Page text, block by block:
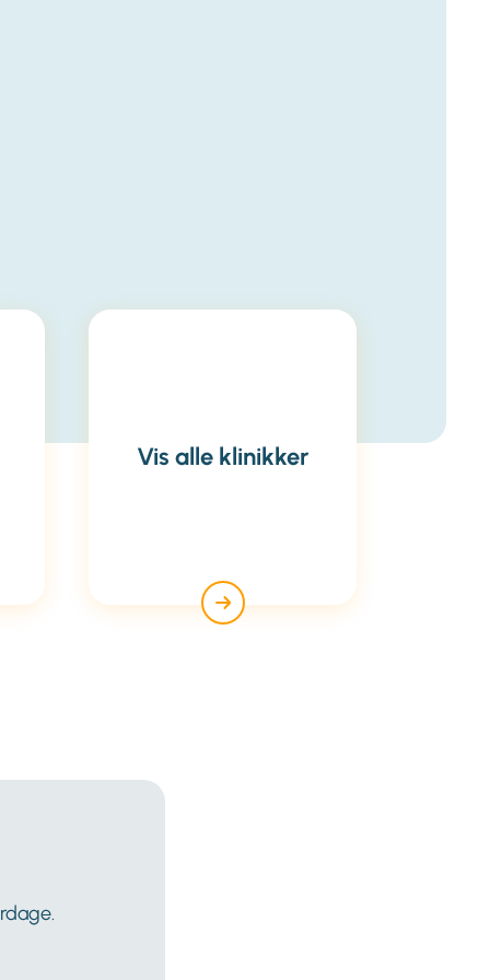
Vis alle klinikker